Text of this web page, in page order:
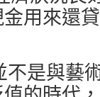
用來還
是與藝